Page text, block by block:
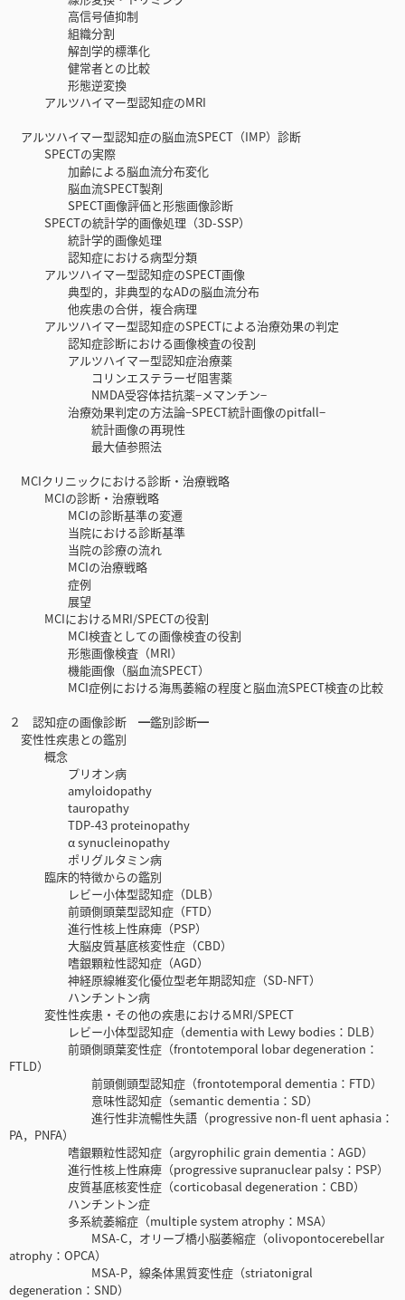
高信号値抑制
組織分割
解剖学的標準化
健常者との比較
形態逆変換
アルツハイマー型認知症のMRI
アルツハイマー型認知症の脳血流SPECT（IMP）診断
SPECTの実際
加齢による脳血流分布変化
脳血流SPECT製剤
SPECT画像評価と形態画像診断
SPECTの統計学的画像処理（3D-SSP）
統計学的画像処理
認知症における病型分類
アルツハイマー型認知症のSPECT画像
典型的，非典型的なADの脳血流分布
他疾患の合併，複合病理
アルツハイマー型認知症のSPECTによる治療効果の判定
認知症診断における画像検査の役割
アルツハイマー型認知症治療薬
コリンエステラーゼ阻害薬
NMDA受容体拮抗薬−メマンチン−
治療効果判定の方法論−SPECT統計画像のpitfall−
統計画像の再現性
最大値参照法
MCIクリニックにおける診断・治療戦略
MCIの診断・治療戦略
MCIの診断基準の変遷
当院における診断基準
当院の診療の流れ
MCIの治療戦略
症例
展望
MCIにおけるMRI/SPECTの役割
MCI検査としての画像検査の役割
形態画像検査（MRI）
機能画像（脳血流SPECT）
MCI症例における海馬萎縮の程度と脳血流SPECT検査の比較
２ 認知症の画像診断 ━鑑別診断━
変性性疾患との鑑別
概念
プリオン病
amyloidopathy
tauropathy
TDP-43 proteinopathy
α synucleinopathy
ポリグルタミン病
臨床的特徴からの鑑別
レビー小体型認知症（DLB）
前頭側頭葉型認知症（FTD）
進行性核上性麻痺（PSP）
大脳皮質基底核変性症（CBD）
嗜銀顆粒性認知症（AGD）
神経原線維変化優位型老年期認知症（SD-NFT）
ハンチントン病
変性性疾患・その他の疾患におけるMRI/SPECT
レビー小体型認知症（dementia with Lewy bodies：DLB）
前頭側頭葉変性症（frontotemporal lobar degeneration：
FTLD）
前頭側頭型認知症（frontotemporal dementia：FTD）
意味性認知症（semantic dementia：SD）
進行性非流暢性失語（progressive non-fl uent aphasia：
PA，PNFA）
嗜銀顆粒性認知症（argyrophilic grain dementia：AGD）
進行性核上性麻痺（progressive supranuclear palsy：PSP）
皮質基底核変性症（corticobasal degeneration：CBD）
ハンチントン症
多系統萎縮症（multiple system atrophy：MSA）
MSA-C，オリーブ橋小脳萎縮症（olivopontocerebellar
atrophy：OPCA）
MSA-P，線条体黒質変性症（striatonigral
degeneration：SND）